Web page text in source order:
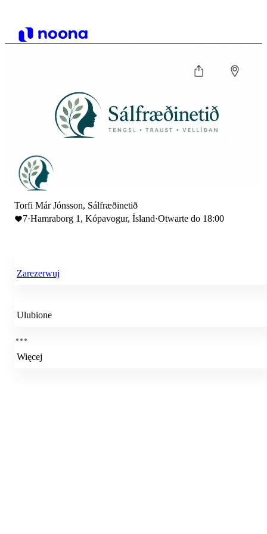
Torfi Már Jónsson, Sálfræðinetið
7·Hamraborg 1, Kópavogur, Ísland·Otwarte do 18:00
Zarezerwuj
Ulubione
Więcej